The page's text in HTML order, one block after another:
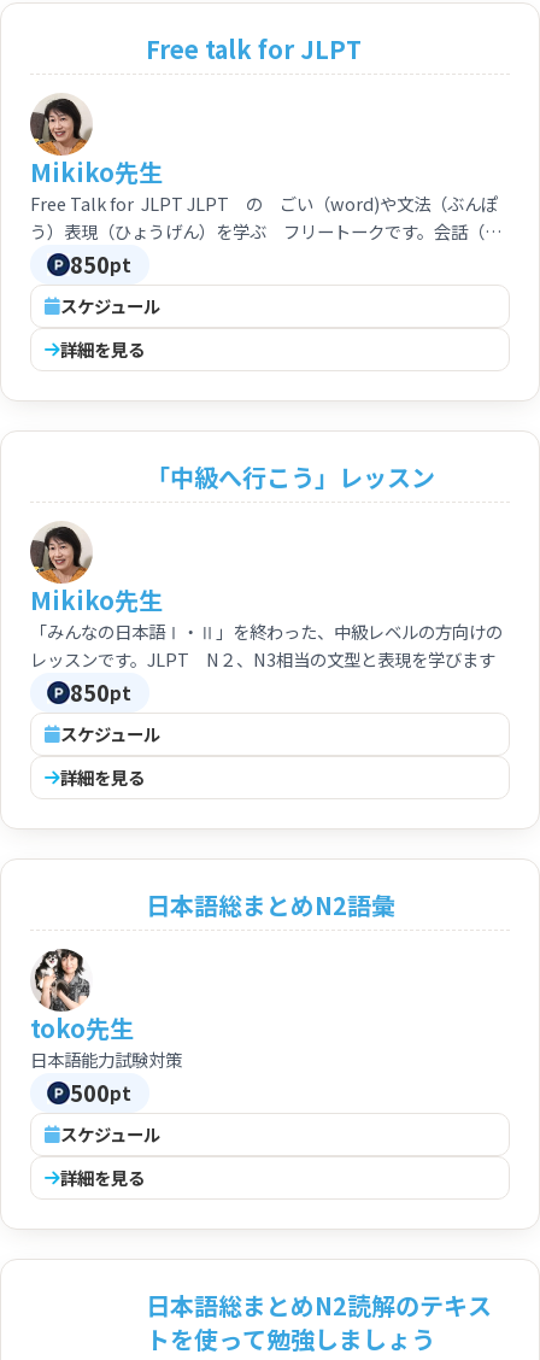
Free talk for JLPT
Free Talk for JLPT JLPT の ごい（word)や文法（ぶんぽ
う）表現（ひょうげん）を学ぶ フリートークです。会話（か
いわ）やニュース記事（きじ）をつかいます。
Mikiko先生
850pt
スケジュール
詳細を見る
「中級へ行こう」レッスン
「みんなの日本語Ⅰ・Ⅱ」を終わった、中級レベルの方向けの
レッスンです。JLPT N２、N3相当の文型と表現を学びます
Mikiko先生
850pt
スケジュール
詳細を見る
日本語総まとめN2語彙
日本語能力試験対策
toko先生
500pt
スケジュール
詳細を見る
日本語総まとめN2読解のテキス
トを使って勉強しましょう